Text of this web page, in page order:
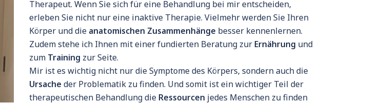
Therapeut. Wenn Sie sich für eine Behandlung bei mir entscheiden,
erleben Sie nicht nur eine inaktive Therapie. Vielmehr werden Sie Ihren
Körper und die anatomischen Zusammenhänge besser kennenlernen.
Zudem stehe ich Ihnen mit einer fundierten Beratung zur Ernährung und
zum Training zur Seite.
Mir ist es wichtig nicht nur die Symptome des Körpers, sondern auch die
Ursache der Problematik zu finden. Und somit ist ein wichtiger Teil der
therapeutischen Behandlung die Ressourcen jedes Menschen zu finden